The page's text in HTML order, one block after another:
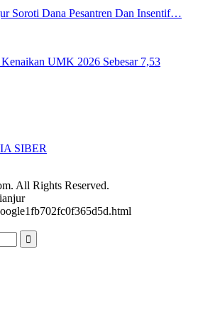
Soroti Dana Pesantren Dan Insentif…
UMK 2026 Sebesar 7,53
SIBER
All Rights Reserved.